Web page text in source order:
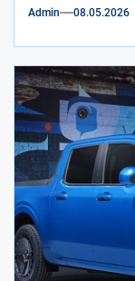
Минивэн
Admin 08.05.2026